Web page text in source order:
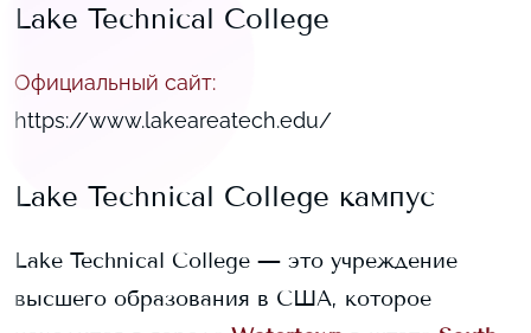
Lake Technical College
Официальный сайт:
https://www.lakeareatech.edu/
Lake Technical College кампус
Lake Technical College — это учреждение
высшего образования в США, которое